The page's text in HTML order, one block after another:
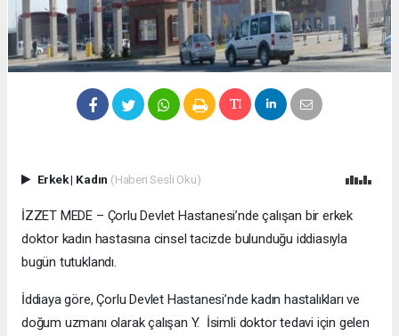
Erkek| Kadın (Haberi Sesli Oku)
İZZET MEDE – Çorlu Devlet Hastanesi’nde çalışan bir erkek
doktor kadın hastasına cinsel tacizde bulunduğu iddiasıyla
bugün tutuklandı.
İddiaya göre, Çorlu Devlet Hastanesi’nde kadın hastalıkları ve
doğum uzmanı olarak çalışan Y. İsimli doktor tedavi için gelen